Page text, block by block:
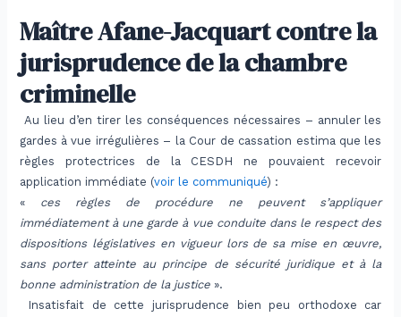
Maître Afane-Jacquart contre la
jurisprudence de la chambre
criminelle
Au lieu d’en tirer les conséquences nécessaires – annuler les
gardes à vue irrégulières – la Cour de cassation estima que les
règles protectrices de la CESDH ne pouvaient recevoir
application immédiate (voir le communiqué) :
« ces règles de procédure ne peuvent s’appliquer
immédiatement à une garde à vue conduite dans le respect des
dispositions législatives en vigueur lors de sa mise en œuvre,
sans porter atteinte au principe de sécurité juridique et à la
bonne administration de la justice».
Insatisfait de cette jurisprudence bien peu orthodoxe car